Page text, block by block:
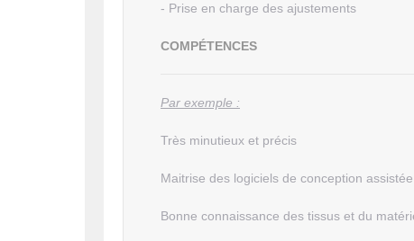
- Prise en charge des ajustements
COMPÉTENCES
Par exemple :
Très minutieux et précis
Maitrise des logiciels de conception
Bonne connaissance des tissus et du